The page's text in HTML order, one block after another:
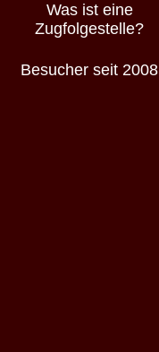
Was ist eine
Zugfolgestelle?
Besucher seit 2008